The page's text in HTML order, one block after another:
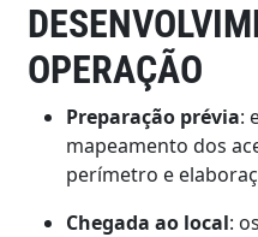
OPERAÇÃO
Preparação prévia:
mapeamento dos
perímetro e
Chegada ao local: